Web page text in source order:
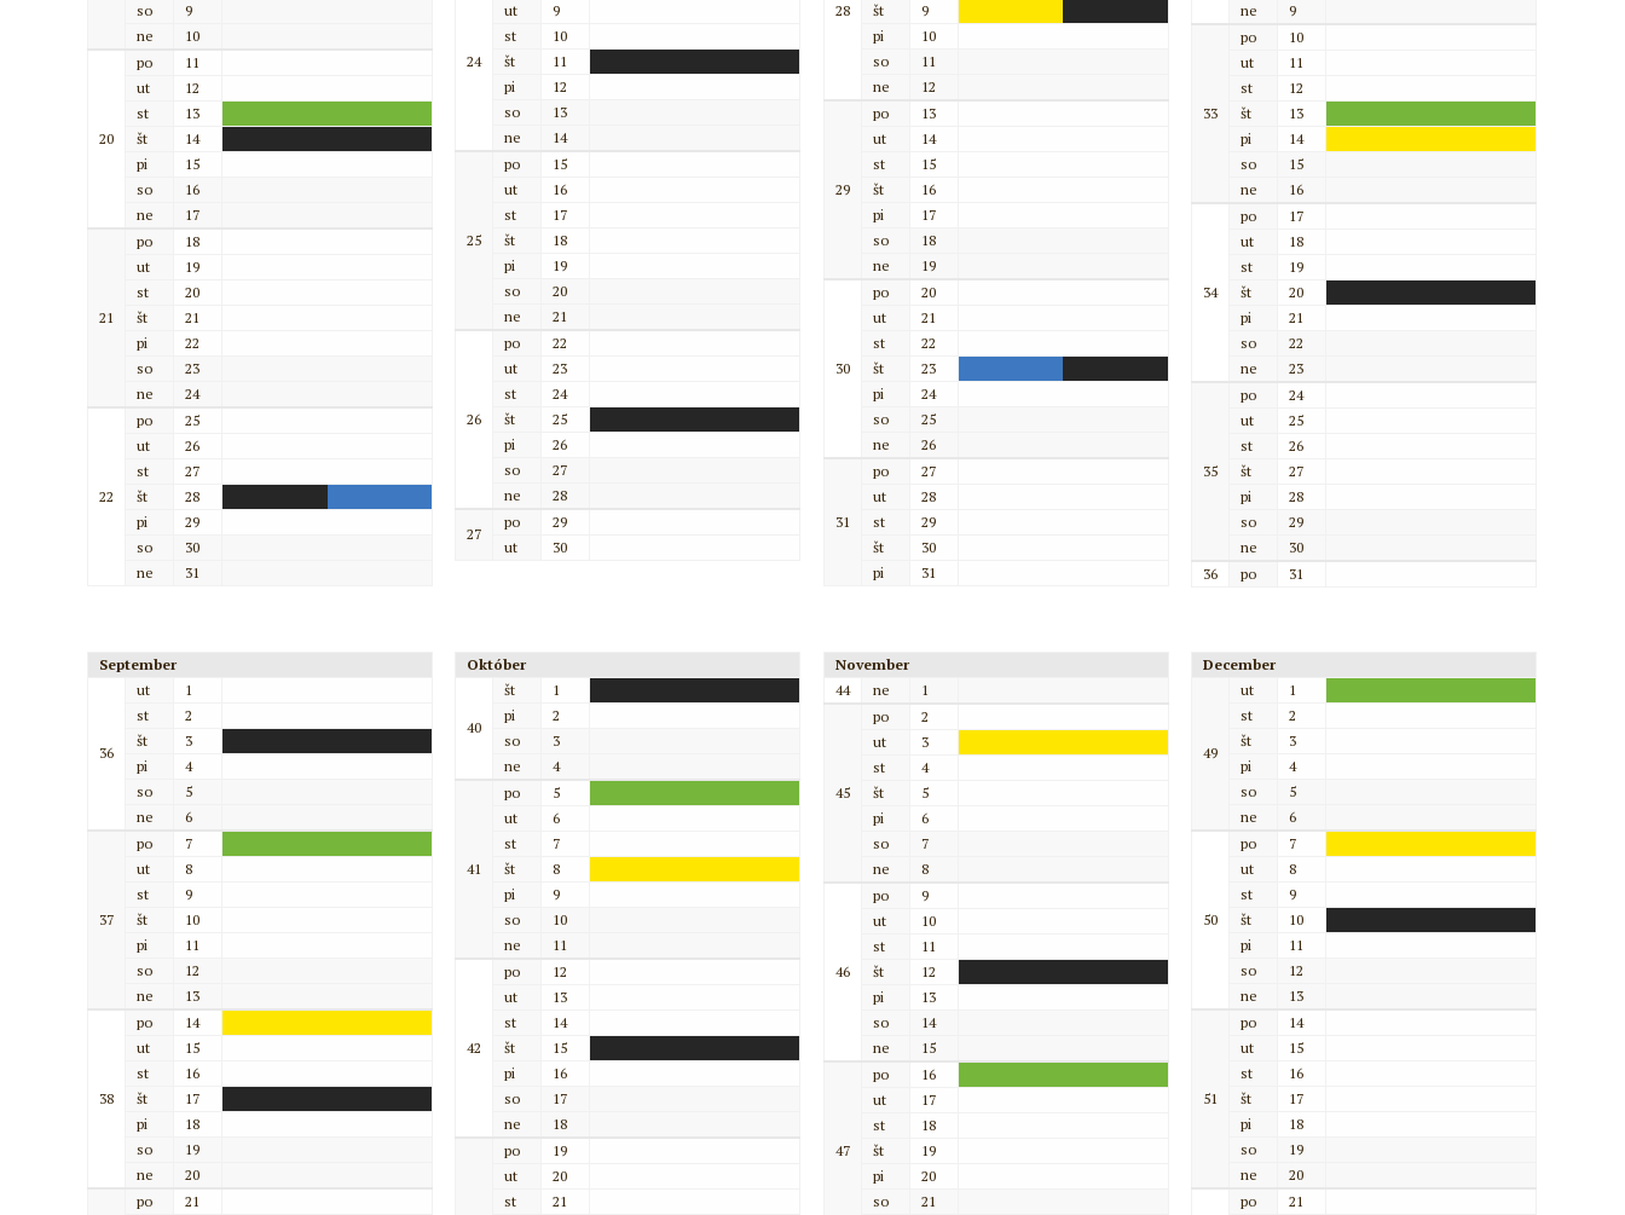
so
9
ne
10
20
po
11
ut
12
st
13
št
14
pi
15
so
16
ne
17
21
po
18
ut
19
st
20
št
21
pi
22
so
23
ne
24
22
po
25
ut
26
st
27
št
28
pi
29
so
30
ne
31
24
ut
9
st
10
št
11
pi
12
so
13
ne
14
25
po
15
ut
16
st
17
št
18
pi
19
so
20
ne
21
26
po
22
ut
23
st
24
št
25
pi
26
so
27
ne
28
27
po
29
ut
30
28
št
9
pi
10
so
11
ne
12
29
po
13
ut
14
st
15
št
16
pi
17
so
18
ne
19
30
po
20
ut
21
st
22
št
23
pi
24
so
25
ne
26
31
po
27
ut
28
st
29
št
30
pi
31
ne
9
33
po
10
ut
11
st
12
št
13
pi
14
so
15
ne
16
34
po
17
ut
18
st
19
št
20
pi
21
so
22
ne
23
35
po
24
ut
25
st
26
št
27
pi
28
so
29
ne
30
36
po 31
September
36
ut
1
st
2
št
3
pi
4
so
5
ne
6
37
po
7
ut
8
st
9
št
10
pi
11
so
12
ne
13
38
po
14
ut
15
st
16
št
17
pi
18
so
19
ne
20
po
21
Október
40
št
1
pi
2
so
3
ne
4
41
po
5
ut
6
st
7
št
8
pi
9
so
10
ne
11
42
po
12
ut
13
st
14
št
15
pi
16
so
17
ne
18
po
19
ut
20
st
21
November
44
ne 1
45
po
2
ut
3
st
4
št
5
pi
6
so
7
ne
8
46
po
9
ut
10
st
11
št
12
pi
13
so
14
ne
15
47
po
16
ut
17
st
18
št
19
pi
20
so
21
December
49
ut
1
st
2
št
3
pi
4
so
5
ne
6
50
po
7
ut
8
st
9
št
10
pi
11
so
12
ne
13
51
po
14
ut
15
st
16
št
17
pi
18
so
19
ne
20
po
21